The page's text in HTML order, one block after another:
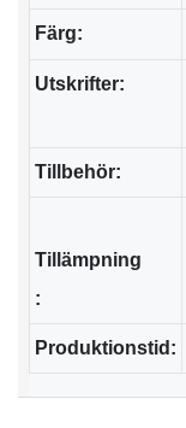
Färg:
Utskrifter:
Tillbehör:
:
Produktionstid: